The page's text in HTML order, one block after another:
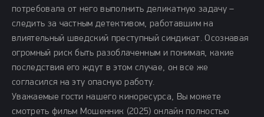
потребовала от него выполнить деликатную задачу –
следить за частным детективом, работавшим на
влиятельный шведский преступный синдикат. Осознавая
огромный риск быть разоблаченным и понимая, какие
последствия его ждут в этом случае, он все же
согласился на эту опасную работу.
Уважаемые гости нашего киноресурса, Вы можете
смотреть фильм Мошенник (2025) онлайн полностью